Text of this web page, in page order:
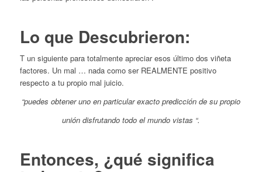
Lo que Descubrieron:
T un siguiente para totalmente apreciar esos último dos viñeta
factores. Un mal … nada como ser REALMENTE positivo
respecto a tu propio mal juicio.
“puedes obtener uno en particular exacto predicción de su propio
unión disfrutando todo el mundo vistas “.
Entonces, ¿qué significa